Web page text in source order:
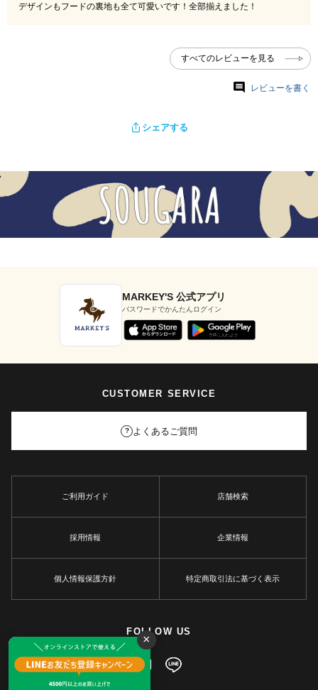
×
デザインもフードの裏地も全て可愛いです！全部揃えました！
すべてのレビューを見る
レビューを書く
シェアする
MARKEY'S 公式アプリ
パスワードでかんたんログイン
CUSTOMER SERVICE
? よくあるご質問
ご利用ガイド 店舗検索
採用情報 企業情報
個人情報保護方針 特定商取引法に基づく表示
FOLLOW US